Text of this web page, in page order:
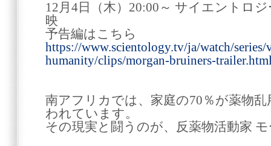
12月4日（木）20:00～ サイエントロ
映
予告編はこちら
https://www.scientology.tv/ja/watch/series/
humanity/clips/morgan-bruiners-
南アフリカでは、家庭の70％が薬物
われています。
その現実と闘うのが、反薬物活動家